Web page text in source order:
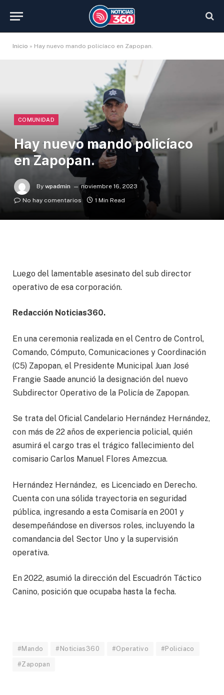
Inicio » Hay nuevo mando policíaco en Zapopan.
COMUNIDAD
Hay nuevo mando policíaco
en Zapopan.
By wpadmin
noviembre 16, 2023
No hay comentarios
1 Min Read
Luego del lamentable asesinato del sub director
operativo de esa corporación.
Redacción Noticias360.
En una ceremonia realizada en el Centro de Control,
Comando, Cómputo, Comunicaciones y Coordinación
(C5) Zapopan, el Presidente Municipal Juan José
Frangie Saade anunció la designación del nuevo
Subdirector Operativo de la Policía de Zapopan.
Se trata del Oficial Candelario Hernández Hernández,
con más de 22 años de experiencia policial, quién
asumirá el cargo tras el trágico fallecimiento del
comisario Carlos Manuel Flores Amezcua.
Hernández Hernández, es Licenciado en Derecho.
Cuenta con una sólida trayectoria en seguridad
pública, ingresando a esta Comisaría en 2001 y
desempeñándose en diversos roles, incluyendo la
comandancia del Sector Uno y la supervisión
operativa.
En 2022, asumió la dirección del Escuadrón Táctico
Canino, posición que ocupaba hasta la fecha.
#Mando #Noticias360 #Operativo #Policiaco
#Zapopan